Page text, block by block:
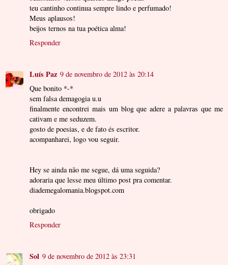
teu cantinho continua sempre lindo e perfumado!
Meus aplausos!
beijos ternos na tua poética alma!
Responder
Luís Paz 9 de novembro de 2012 às 20:14
Que bonito *-*
sem falsa demagogia u.u
finalmente encontrei mais um blog que adere a palavras que me
cativam e me seduzem.
gosto de poesias, e de fato és escritor.
acompanharei, logo vou seguir.
Hey se ainda não me segue, dá uma seguida?
adoraria que lesse meu último post pra comentar.
diademegalomania.blogspot.com
obrigado
Responder
Sol 9 de novembro de 2012 às 23:31